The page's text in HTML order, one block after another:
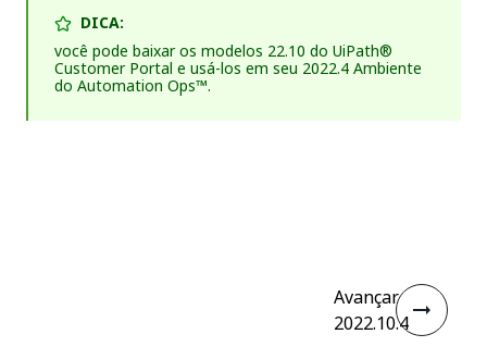
DICA:
você pode baixar os modelos 22.10 do UiPath®
Customer Portal e usá-los em seu 2022.4 Ambiente
do Automation Ops™.
Avançar
2022.10.4